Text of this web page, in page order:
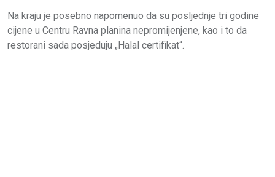
Na kraju je posebno napomenuo da su posljednje tri godine
cijene u Centru Ravna planina nepromijenjene, kao i to da
restorani sada posjeduju „Halal certifikat“.